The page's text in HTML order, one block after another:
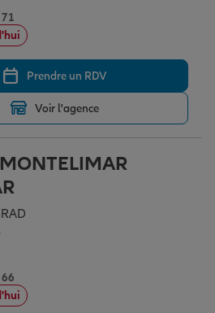
Prendre un RDV
Voir l'agence